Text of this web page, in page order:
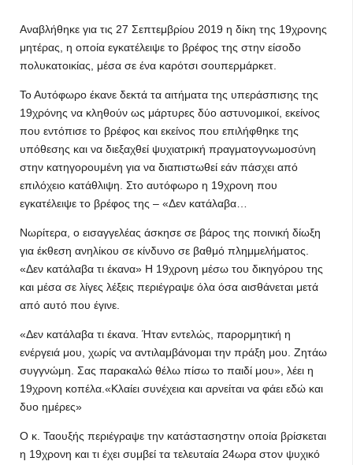
Αναβλήθηκε για τις 27 Σεπτεμβρίου 2019 η δίκη της 19χρονης
μητέρας, η οποία εγκατέλειψε το βρέφος της στην είσοδο
πολυκατοικίας, μέσα σε ένα καρότσι σουπερμάρκετ.
Το Αυτόφωρο έκανε δεκτά τα αιτήματα της υπεράσπισης της
19χρόνης να κληθούν ως μάρτυρες δύο αστυνομικοί, εκείνος
που εντόπισε το βρέφος και εκείνος που επιλήφθηκε της
υπόθεσης και να διεξαχθεί ψυχιατρική πραγματογνωμοσύνη
στην κατηγορουμένη για να διαπιστωθεί εάν πάσχει από
επιλόχειο κατάθλιψη. Στο αυτόφωρο η 19χρονη που
εγκατέλειψε το βρέφος της – «Δεν κατάλαβα…
Νωρίτερα, ο εισαγγελέας άσκησε σε βάρος της ποινική δίωξη
για έκθεση ανηλίκου σε κίνδυνο σε βαθμό πλημμελήματος.
«Δεν κατάλαβα τι έκανα» Η 19χρονη μέσω του δικηγόρου της
και μέσα σε λίγες λέξεις περιέγραψε όλα όσα αισθάνεται μετά
από αυτό που έγινε.
«Δεν κατάλαβα τι έκανα. Ήταν εντελώς, παρορμητική η
ενέργειά μου, χωρίς να αντιλαμβάνομαι την πράξη μου. Ζητάω
συγγνώμη. Σας παρακαλώ θέλω πίσω το παιδί μου», λέει η
19χρονη κοπέλα.«Κλαίει συνέχεια και αρνείται να φάει εδώ και
δυο ημέρες»
Ο κ. Ταουξής περιέγραψε την κατάστασηστην οποία βρίσκεται
η 19χρονη και τι έχει συμβεί τα τελευταία 24ωρα στον ψυχικό